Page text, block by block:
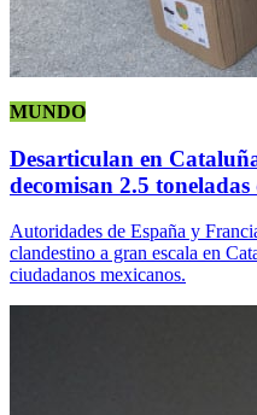
MUNDO
Desarticulan en
decomisan 2.5
Autoridades de España y
clandestino a gran escala en
ciudadanos mexicanos.